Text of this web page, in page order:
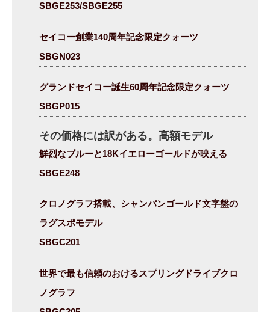
SBGE253/SBGE255
セイコー創業140周年記念限定クォーツ
SBGN023
グランドセイコー誕生60周年記念限定クォーツ
SBGP015
その価格には訳がある。高額モデル
鮮烈なブルーと18Kイエローゴールドが映える
SBGE248
クロノグラフ搭載、シャンパンゴールド文字盤の
ラグスポモデル
SBGC201
世界で最も信頼のおけるスプリングドライブクロ
ノグラフ